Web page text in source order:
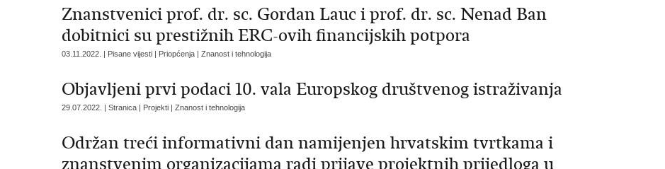
Znanstvenici prof. dr. sc. Gordan Lauc i prof. dr. sc. Nenad Ban
dobitnici su prestižnih ERC-ovih financijskih potpora
03.11.2022. | Pisane vijesti | Priopćenja | Znanost i tehnologija
Objavljeni prvi podaci 10. vala Europskog društvenog istraživanja
29.07.2022. | Stranica | Projekti | Znanost i tehnologija
Održan treći informativni dan namijenjen hrvatskim tvrtkama i
znanstvenim organizacijama radi prijave projektnih prijedloga u